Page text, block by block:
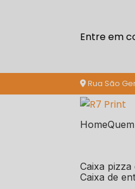
Entre em
Rua São
Home
caixa
caixa de